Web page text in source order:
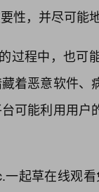
性，并尽可能
过程中，也
着恶意软件
可能利用用
一起草在线观